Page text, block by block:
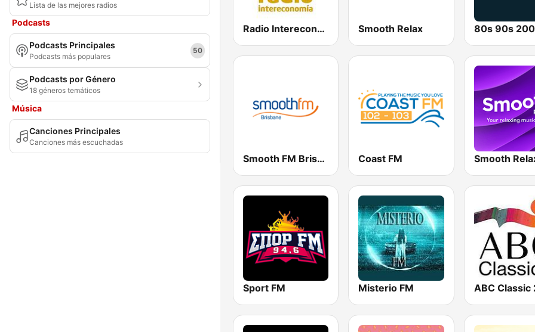
Lista de las mejores radios
Podcasts
Podcasts Principales
Podcasts más populares
50
Podcasts por Género
18 géneros temáticos
Música
Canciones Principales
Canciones más escuchadas
Radio Intereconomía Tenerife Sur Smooth Relax
Smooth FM Brisbane Coast FM Smooth
Sport FM Misterio FM ABC Classic